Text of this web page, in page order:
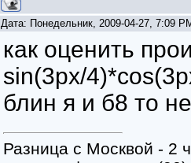
Дата: Понедельник, 2009-04-27, 7:09
как оценить
sin(3px/
блин я и б8 то
Разница с Москвой - 2